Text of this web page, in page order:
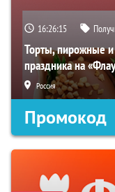
16:26:14
Торты, пирожные и
праздника на
Россия
Промокод